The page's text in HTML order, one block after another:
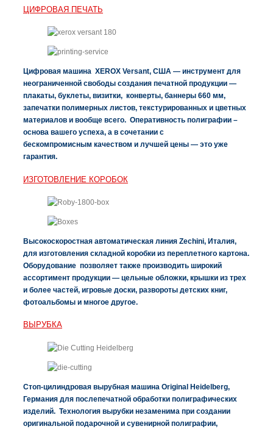
ЦИФРОВАЯ ПЕЧАТЬ
Цифровая машина XEROX Versant, США — инструмент для
неограниченной свободы создания печатной продукции —
плакаты, буклеты, визитки, конверты, баннеры 660 мм,
запечатки полимерных листов, текстурированных и цветных
материалов и вообще всего. Оперативность полиграфии –
основа вашего успеха, а в сочетании с
бескомпромисным качеством и лучшей цены — это уже
гарантия.
ИЗГОТОВЛЕНИЕ КОРОБОК
Высокоскоростная автоматическая линия Zechini, Италия,
для изготовления складной коробки из переплетного картона.
Оборудование позволяет также производить широкий
ассортимент продукции — цельные обложки, крышки из трех
и более частей, игровые доски, развороты детских книг,
фотоальбомы и многое другое.
ВЫРУБКА
Стоп-цилиндровая вырубная машина Original Heidelberg,
Германия для послепечатной обработки полиграфических
изделий. Технология вырубки незаменима при создании
оригинальной подарочной и сувенирной полиграфии,